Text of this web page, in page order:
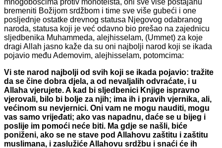
mnogobošcima protiv monoteista, oni sve više postajahu
bremeniti Božijom srdžbom i time sve više gubeći i one
posljednje ostatke drevnog statusa Njegovog odabranog
naroda, statusa koji je već odavno bio prešao na zajednicu
sljedbenika Muhammeda, alejhisselam, (Ummet) za koje
dragi Allah jasno kaže da su oni najbolji narod koji se ikada
pojavio među Ademovim, alejhisselam, potomcima:
Vi ste narod najbolji od svih koji se ikada pojavio: tražite
da se čine dobra djela, a od nevaljalih odvraćate, i u
Allaha vjerujete. A kad bi sljedbenici Knjige ispravno
vjerovali, bilo bi bolje za njih; ima ih i pravih vjernika, ali,
većinom su nevjernici. Oni vam ne mogu nauditi, mogu
vas samo vrijeđati; ako vas napadnu, daće se u bijeg i
poslije im pomoći neće biti. Ma gdje se našli, biće
poniženi, ako se ne stave pod Allahovu zaštitu i zaštitu
muslimana, i zaslužiće Allahovu srdžbu i snaći će ih